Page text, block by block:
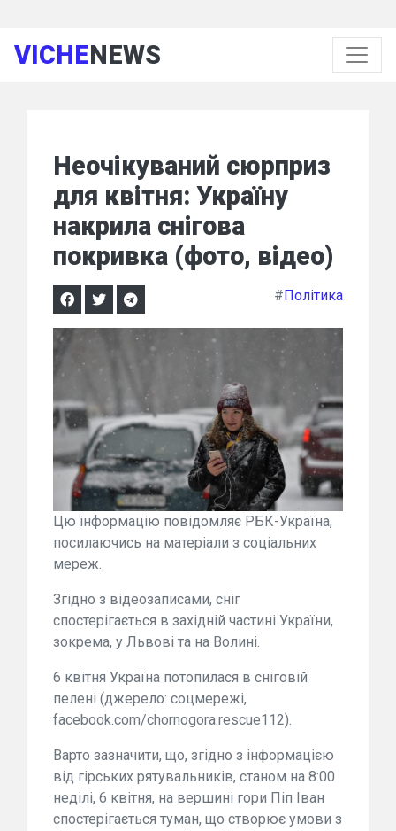
VICHENEWS
Неочікуваний сюрприз
для квітня: Україну
накрила снігова
покривка (фото, відео)
#Політика
Цю інформацію повідомляє РБК-Україна,
посилаючись на матеріали з соціальних
мереж.
Згідно з відеозаписами, сніг
спостерігається в західній частині України,
зокрема, у Львові та на Волині.
6 квітня Україна потопилася в сніговій
пелені (джерело: соцмережі,
facebook.com/chornogora.rescue112).
Варто зазначити, що, згідно з інформацією
від гірських рятувальників, станом на 8:00
неділі, 6 квітня, на вершині гори Піп Іван
спостерігається туман, що створює умови з